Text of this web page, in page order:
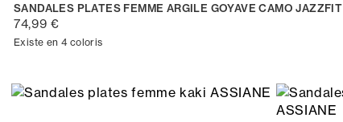
SANDALES PLATES FEMME ARGILE GOYAVE CAMO JAZZFIT
74,99 €
Existe en 4 coloris